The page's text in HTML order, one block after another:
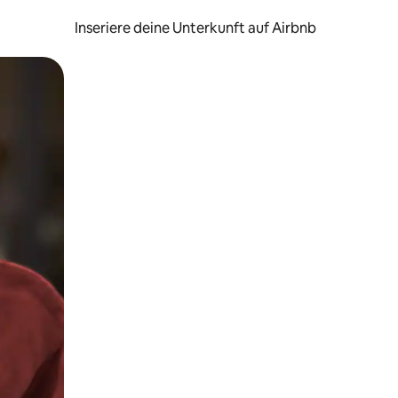
Inseriere deine Unterkunft auf Airbnb
oder Wischgesten.